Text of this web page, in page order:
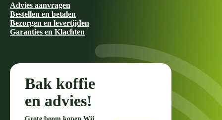
Advies aanvragen
Bestellen en betalen
Bezorgen en levertijden
Garanties en Klachten
Bak koffie
en advies!